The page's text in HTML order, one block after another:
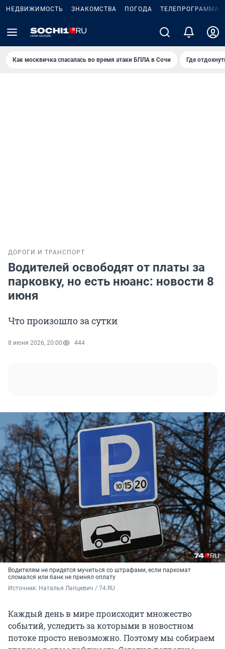
НЕДВИЖИМОСТЬ ЗНАКОМСТВА ПОГОДА ТЕЛЕПРОГРАММА
Как москвичка спасалась во время атаки БПЛА в Сочи Где
ДОРОГИ И ТРАНСПОРТ
Водителей освободят от платы за
парковку, но есть нюанс: новости 8
июня
Что произошло за сутки
8 июня 2026, 20:00 444
Водителям не придется мучиться со штрафами, если паркомат
сломался или банк не принял оплату
Источник: Наталья Лапцевич / 74.RU
Каждый день в мире происходит множество
событий, уследить за которыми в новостном
потоке просто невозможно. Поэтому мы собираем